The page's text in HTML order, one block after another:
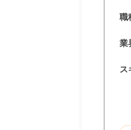
職
業
ス